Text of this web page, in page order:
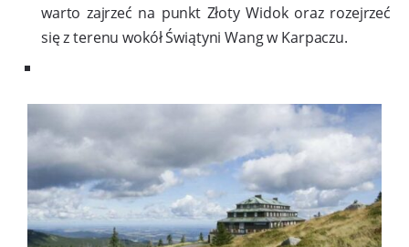
warto zajrzeć na punkt Złoty Widok oraz rozejrzeć
się z terenu wokół Świątyni Wang w Karpaczu.